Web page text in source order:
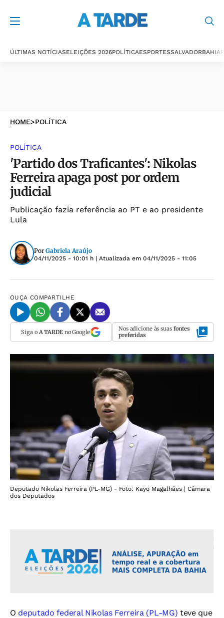
ÚLTIMAS NOTÍCIASELEIÇÕES 2026POLÍTICAESPORTESSALVADORBAHIA
HOME>POLÍTICA
POLÍTICA
'Partido dos Traficantes': Nikolas
Ferreira apaga post por ordem
judicial
Publicação fazia referência ao PT e ao presidente
Lula
Por Gabriela Araújo
04/11/2025 - 10:01 h | Atualizada em 04/11/2025 - 11:05
OUÇA COMPARTILHE
Siga o A TARDEno Google Nos adicione às suas fontes
preferidas
Deputado Nikolas Ferreira (PL-MG) - Foto: Kayo Magalhães | Câmara
dos Deputados
O deputado federal Nikolas Ferreira (PL-MG) teve que